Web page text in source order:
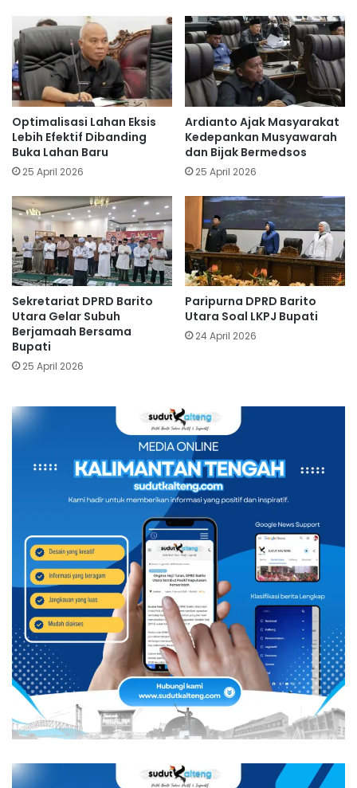
Optimalisasi Lahan Eksis
Lebih Efektif Dibanding
Buka Lahan Baru
25 April 2026
Ardianto Ajak Masyarakat
Kedepankan Musyawarah
dan Bijak Bermedsos
25 April 2026
Sekretariat DPRD Barito
Utara Gelar Subuh
Berjamaah Bersama
Bupati
25 April 2026
Paripurna DPRD Barito
Utara Soal LKPJ Bupati
24 April 2026